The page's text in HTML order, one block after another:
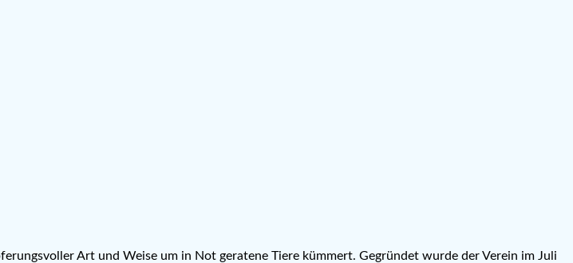
Art und Weise um in Not geratene Tiere kümmert. Gegründet wurde der Verein im Juli